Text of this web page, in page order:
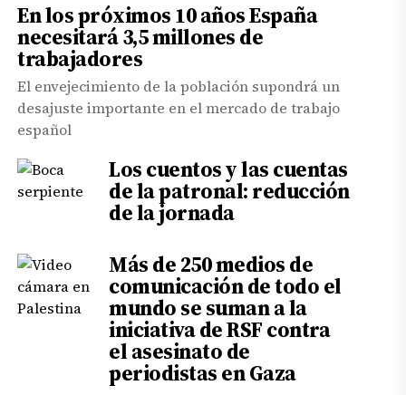
En los próximos 10 años España
necesitará 3,5 millones de
trabajadores
El envejecimiento de la población supondrá un
desajuste importante en el mercado de trabajo
español
Los cuentos y las cuentas
de la patronal: reducción
de la jornada
Más de 250 medios de
comunicación de todo el
mundo se suman a la
iniciativa de RSF contra
el asesinato de
periodistas en Gaza